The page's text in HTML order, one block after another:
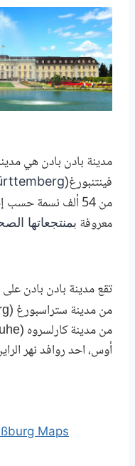
مدينة بادن بادن هي
فينتنبورغ(
معروفة بمنتجعاتها
تقعمدينة بادن بادن
منمدينة ستراسبورغ (
أوس، احد روافد نهر